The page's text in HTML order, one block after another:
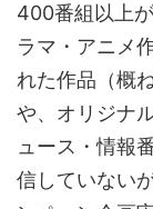
400番組以上
ラマ・アニメ
れた作品（概
や、オリジナ
ュース・情報
信していない